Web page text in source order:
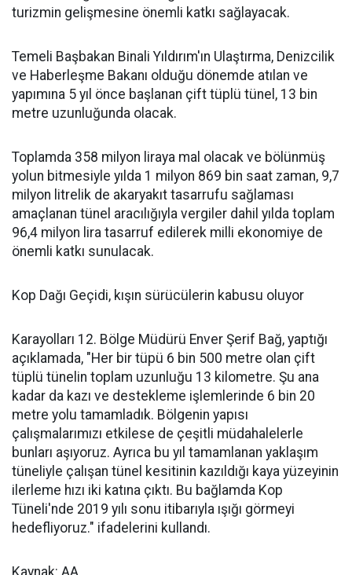
turizmin gelişmesine önemli katkı sağlayacak.
Temeli Başbakan Binali Yıldırım'ın Ulaştırma, Denizcilik
ve Haberleşme Bakanı olduğu dönemde atılan ve
yapımına 5 yıl önce başlanan çift tüplü tünel, 13 bin
metre uzunluğunda olacak.
Toplamda 358 milyon liraya mal olacak ve bölünmüş
yolun bitmesiyle yılda 1 milyon 869 bin saat zaman, 9,7
milyon litrelik de akaryakıt tasarrufu sağlaması
amaçlanan tünel aracılığıyla vergiler dahil yılda toplam
96,4 milyon lira tasarruf edilerek milli ekonomiye de
önemli katkı sunulacak.
Kop Dağı Geçidi, kışın sürücülerin kabusu oluyor
Karayolları 12. Bölge Müdürü Enver Şerif Bağ, yaptığı
açıklamada, "Her bir tüpü 6 bin 500 metre olan çift
tüplü tünelin toplam uzunluğu 13 kilometre. Şu ana
kadar da kazı ve destekleme işlemlerinde 6 bin 20
metre yolu tamamladık. Bölgenin yapısı
çalışmalarımızı etkilese de çeşitli müdahalelerle
bunları aşıyoruz. Ayrıca bu yıl tamamlanan yaklaşım
tüneliyle çalışan tünel kesitinin kazıldığı kaya yüzeyinin
ilerleme hızı iki katına çıktı. Bu bağlamda Kop
Tüneli'nde 2019 yılı sonu itibarıyla ışığı görmeyi
hedefliyoruz." ifadelerini kullandı.
Kaynak: AA